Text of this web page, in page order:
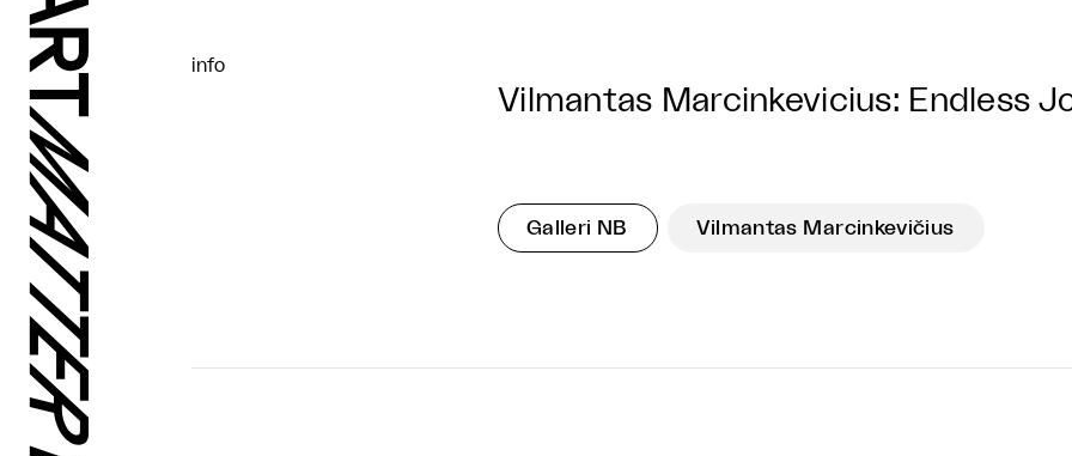
info
Vilmantas Marcinkevicius: Endless
Galleri NB Vilmantas Marcinkevičius